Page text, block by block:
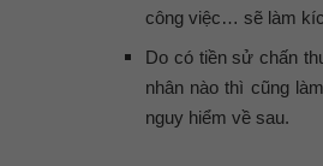
công việc… sẽ làm
Do có tiền sử chấn
nhân nào thì cũng
nguy hiểm về sau.